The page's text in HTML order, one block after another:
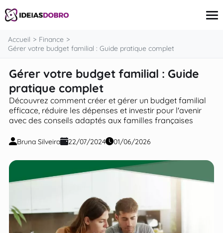
Carte Bancaire
Finance
Investissement
Assurances
Prêts
Revenu supplémentaire
Accueil
Finance
Gérer votre budget familial : Guide pratique complet
Gérer votre budget familial : Guide
pratique complet
Découvrez comment créer et gérer un budget familial
efficace, réduire les dépenses et investir pour l'avenir
avec des conseils adaptés aux familles françaises
Bruna Silveira 22/07/2024 01/06/2026